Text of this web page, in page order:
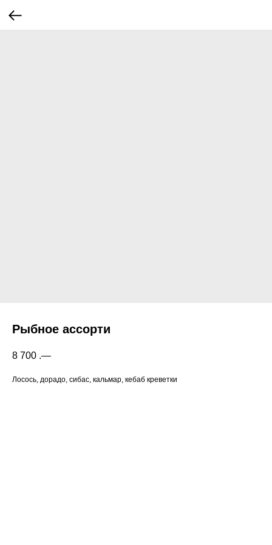
Рыбное ассорти
8 700 .—
Лосось, дорадо, сибас, кальмар, кебаб креветки